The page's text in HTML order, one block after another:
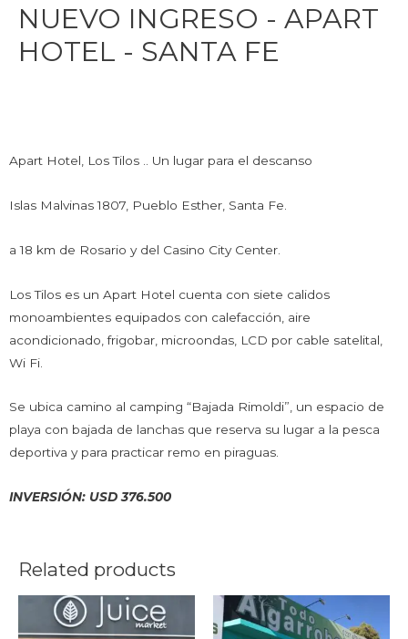
NUEVO INGRESO - APART
HOTEL - SANTA FE
Apart Hotel, Los Tilos .. Un lugar para el descanso
Islas Malvinas 1807, Pueblo Esther, Santa Fe.
a 18 km de Rosario y del Casino City Center.
Los Tilos es un Apart Hotel cuenta con siete calidos
monoambientes equipados con calefacción, aire
acondicionado, frigobar, microondas, LCD por cable satelital,
Wi Fi.
Se ubica camino al camping “Bajada Rimoldi”, un espacio de
playa con bajada de lanchas que reserva su lugar a la pesca
deportiva y para practicar remo en piraguas.
INVERSIÓN: USD 376.500
Related products